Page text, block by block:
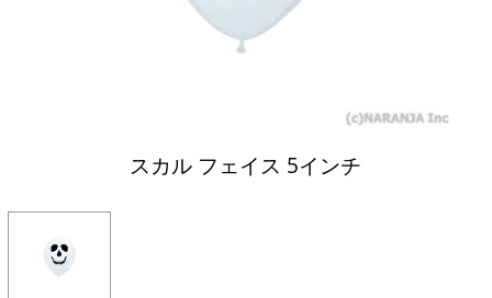
スカル フェイス 5インチ